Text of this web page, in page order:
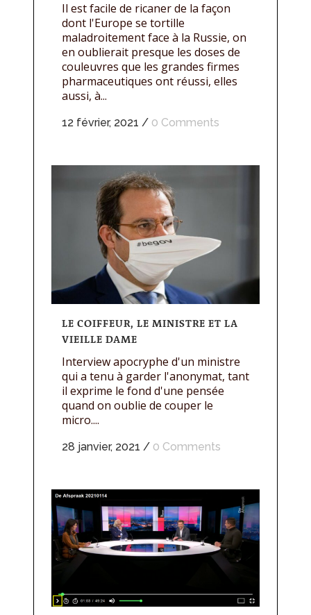
Il est facile de ricaner de la façon
dont l'Europe se tortille
maladroitement face à la Russie, on
en oublierait presque les doses de
couleuvres que les grandes firmes
pharmaceutiques ont réussi, elles
aussi, à...
12 février, 2021 / 0 Comments
LE COIFFEUR, LE MINISTRE ET LA
VIEILLE DAME
Interview apocryphe d'un ministre
qui a tenu à garder l'anonymat, tant
il exprime le fond d'une pensée
quand on oublie de couper le
micro....
28 janvier, 2021 / 0 Comments